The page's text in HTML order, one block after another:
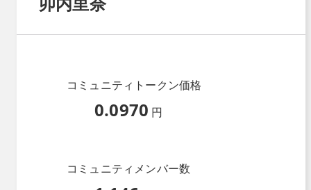
コミュニティトークン価格
0.0970 円
コミュニティメンバー数